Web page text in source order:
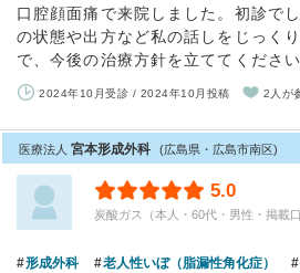
口腔顔面痛で来院しました。初診で
の状態や出方など私の話しをじっく
で、今後の治療方針を立ててくださ
2024年10月受診 / 2024年10月投稿 2人が
医療法人 宮本形成外科 (広島県・広島市南区)
5.0
炭酸ガス（本人・60代・男性・掲載
形成外科 老人性いぼ（脂漏性角化症）